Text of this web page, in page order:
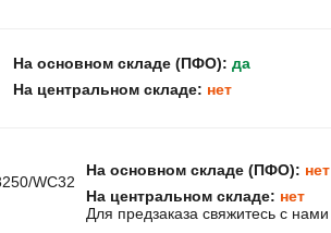
На основном складе (ПФО): да
На центральном складе: нет
WC32
На основном складе (ПФО): нет
На центральном складе: нет
Для предзаказа свяжитесь с нами